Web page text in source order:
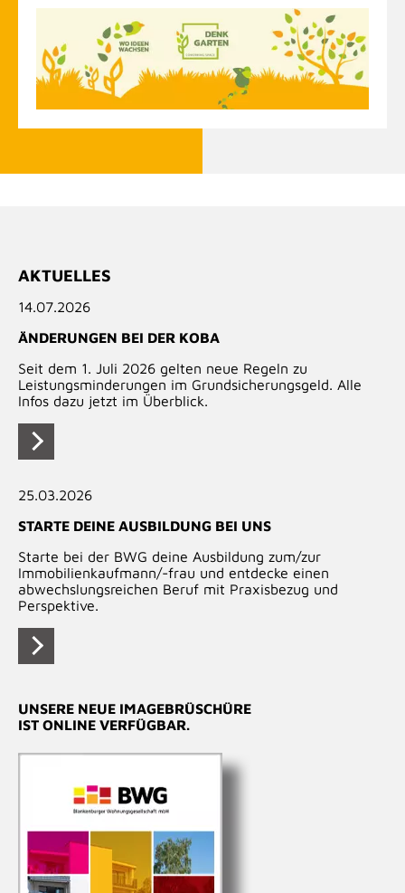
AKTUELLES
14.07.2026
ÄNDERUNGEN BEI DER KOBA
Seit dem 1. Juli 2026 gelten neue Regeln zu
Leistungsminderungen im Grundsicherungsgeld. Alle
Infos dazu jetzt im Überblick.
25.03.2026
STARTE DEINE AUSBILDUNG BEI UNS
Starte bei der BWG deine Ausbildung zum/zur
Immobilienkaufmann/-frau und entdecke einen
abwechslungsreichen Beruf mit Praxisbezug und
Perspektive.
UNSERE NEUE IMAGEBRÜSCHÜRE
IST ONLINE VERFÜGBAR.